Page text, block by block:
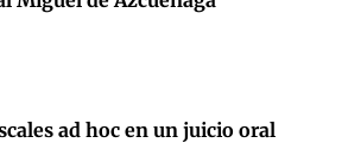
ad hoc en un juicio oral